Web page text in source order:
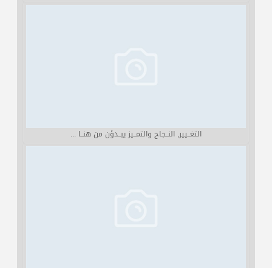
التغــيير, النــجاح والتمــيز يبــدؤن من هنــا ...